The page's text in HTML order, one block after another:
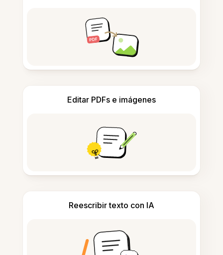
Editar PDFs e imágenes
Reescribir texto con IA